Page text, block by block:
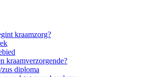
kraamzorg?
kraamverzorgende?
diploma